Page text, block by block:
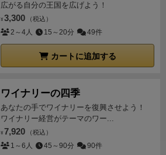
広がる自分の王国を広げよう！
¥ 3,300 （税込）
2～4人 15～20分 49件
カートに追加する
ワイナリーの四季
あなたの手でワイナリーを復興させよう！
ワイナリー経営がテーマのワー...
¥ 7,920 （税込）
1～6人 45～90分 90件